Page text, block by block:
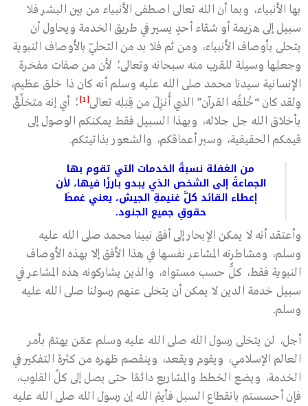
بها الأنبياء، وبما أن الله تعالى اصطفى الأنبياء من بين البشر فلا
سبيل إلى هزيمة أو شقاء أحدٍ يسير في طريق الخدمة ويحاول أن
يتحلى بأوصاف الأنبياء، ومن ثم فلا بد من التحلّي بالأوصاف النبوية
وجعلِها وسيلة للقرب منه سبحانه وتعالى؛ لأن من صفات مفخرة
الإنسانية سيدنا محمد صلى الله عليه وسلم أنه كان ذا خلق عظيم،
ولقد كان “خُلقُه القرآن” الذي أُنزِلَ من قِبَلِه تعالى[1]
؛ أي إنه متخلِّقٌ
بأخلاق الله جل جلاله، وبهذا السبيل فقط يمكنكم الوصول إلى
قيمكم الحقيقية، وسبر أعماقكم، والشعور بذاتيتكم.
من الغفلة نسبةُ الخدمات التي تقوم بها
الجماعةُ إلى الشخص الذي يبدو بارزًا فيها، لأن
إعطاء القائد كلَّ غنيمةِ الجيش، يعني غمطَ
حقوقِ جميع الجنود.
وأعتقد أنه لا يمكن الإبحار إلى أفق نبينا محمد صلى الله عليه
وسلم، ومشاطرته المشاعر نفسها في هذا الأفق إلا بهذه الأوصاف
النبوية فقط، كلٌّ حسب مستواه، والذين يشاركونه هذه المشاعر في
سبيل خدمة الدين لا يمكن أن يتخلى عنهم رسولنا صلى الله عليه
وسلم.
أجل، لن يتخلى رسول الله صلى الله عليه وسلم عمّن يهتمّ بأمر
العالم الإسلامي، ويقوم ويقعد، وينقصم ظهره من كثرة التفكير في
الخدمة، ويضع الخطط والمشاريع دائمًا حتى يصل إلى كلِّ القلوب،
فإن أحسستم بانقطاع السبل فأيمُ الله إن رسول الله صلى الله عليه